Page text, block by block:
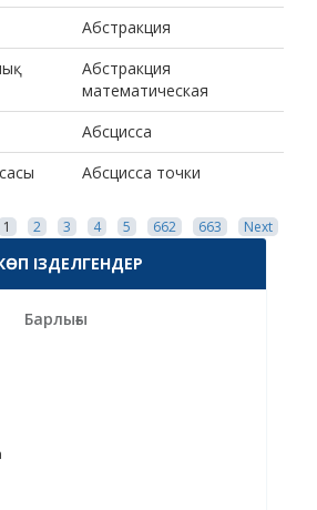
Абстракция
Абстракция
математическая
Абсцисса
Абсцисса точки
1 2 3 4 5 662 663 Next
ІЗДЕЛГЕНДЕР
Барлығы